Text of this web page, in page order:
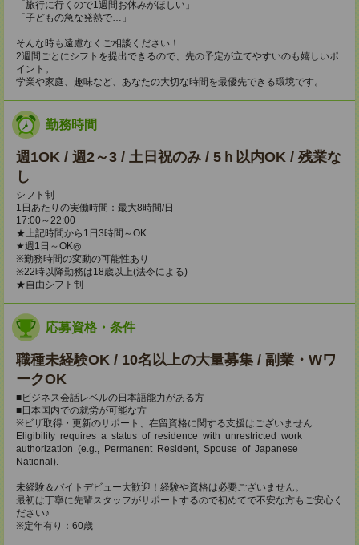
「旅行に行くので1週間お休みがほしい」
「子どもの急な発熱で…」
そんな時も遠慮なくご相談ください！
2週間ごとにシフトを提出できるので、先の予定が立てやすいのも嬉しいポ
イント。
学業や家庭、趣味など、あなたの大切な時間を最優先できる環境です。
勤務時間
週1OK / 週2～3 / 土日祝のみ / 5ｈ以内OK / 残業な
し
シフト制
1日あたりの実働時間：最大8時間/日
17:00～22:00
★上記時間から1日3時間～OK
★週1日～OK◎
※勤務時間の変動の可能性あり
※22時以降勤務は18歳以上(法令による)
★自由シフト制
応募資格・条件
職種未経験OK / 10名以上の大量募集 / 副業・Wワ
ークOK
■ビジネス会話レベルの日本語能力がある方
■日本国内での就労が可能な方
※ビザ取得・更新のサポート、在留資格に関する支援はございません
Eligibility requires a status of residence with unrestricted work
authorization (e.g., Permanent Resident, Spouse of Japanese
National).
未経験＆バイトデビュー大歓迎！経験や資格は必要ございません。
最初は丁寧に先輩スタッフがサポートするので初めてで不安な方もご安心く
ださい♪
※定年有り：60歳